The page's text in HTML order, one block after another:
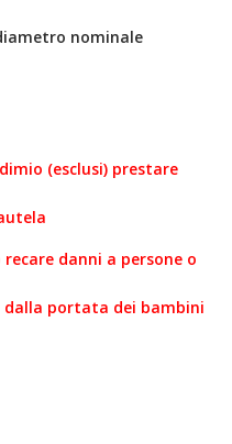
nominale
(esclusi) prestare
danni a persone o
dalla portata dei bambini